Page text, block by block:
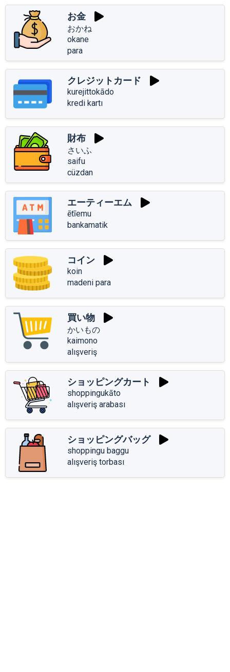
お金
おかね
okane
para
クレジットカード
kurejittokādo
kredi kartı
財布
さいふ
saifu
cüzdan
エーティーエム
ētīemu
bankamatik
コイン
koin
madeni para
買い物
かいもの
kaimono
alışveriş
ショッピングカート
shoppingukāto
alışveriş arabası
ショッピングバッグ
shoppingu baggu
alışveriş torbası